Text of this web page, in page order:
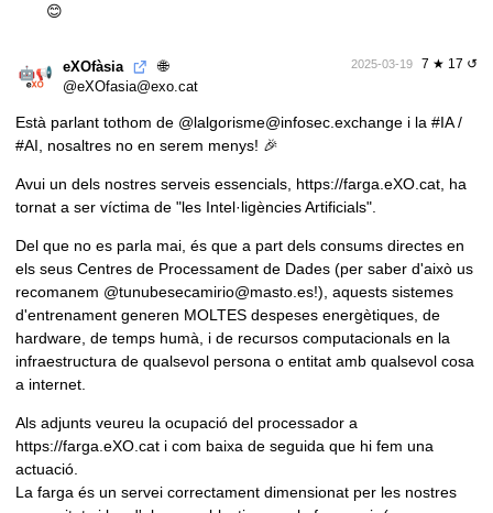
😊
7 ★ 17 ↺
eXOfàsia 🌐 2025-03-19
@eXOfasia@exo.cat
Està parlant tothom de @lalgorisme@infosec.exchange i la #IA/
#AI , nosaltres no en serem menys! 🎉
Avui un dels nostres serveis essencials, https://farga.eXO.cat , ha
tornat a ser víctima de "les Intel·ligències Artificials".
Del que no es parla mai, és que a part dels consums directes en
els seus Centres de Processament de Dades (per saber d'això us
recomanem @tunubesecamirio@masto.es!), aquests sistemes
d'entrenament generen MOLTES despeses energètiques, de
hardware, de temps humà, i de recursos computacionals en la
infraestructura de qualsevol persona o entitat amb qualsevol cosa
a internet.
Als adjunts veureu la ocupació del processador a
https://farga.eXO.cat i com baixa de seguida que hi fem una
actuació.
La farga és un servei correctament dimensionat per les nostres